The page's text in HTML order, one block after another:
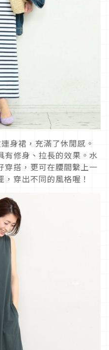
身裙，充滿了休閒感。
有修身、拉長的效果。水
穿搭，更可在腰間繫上一
穿出不同的風格喔！